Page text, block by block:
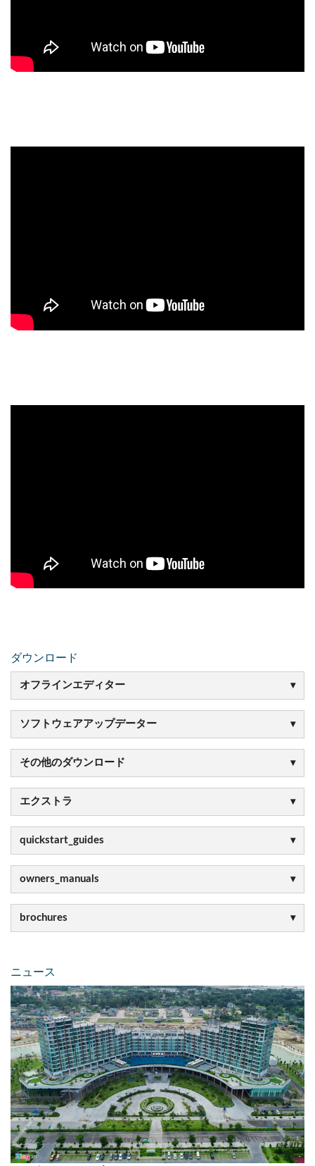
ダウンロード
オフラインエディター
ソフトウェアアップデーター
その他のダウンロード
エクストラ
quickstart_guides
owners_manuals
brochures
ニュース